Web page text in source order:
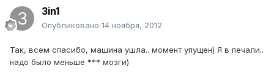
3in1
Опубликовано 14 ноября, 2012
Так, всем спасибо, машина ушла.. момент упущен) Я в печали..
надо было меньше *** мозги)